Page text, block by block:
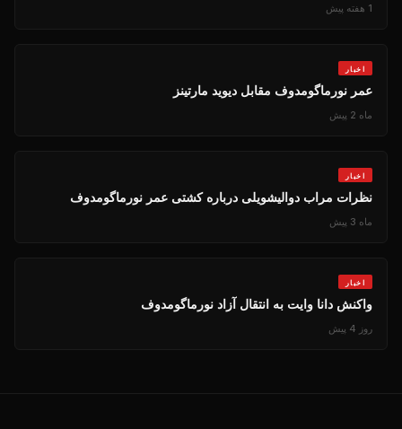
1 هفته پیش
اخبار
عمر نورماگومدوف مقابل دیوید مارتینز
ماه 2 پیش
اخبار
نظرات مراب دوالیشویلی درباره کشتی عمر نورماگومدوف
ماه 3 پیش
اخبار
واکنش دانا وایت به انتقال آزاد نورماگومدوف
روز 4 پیش